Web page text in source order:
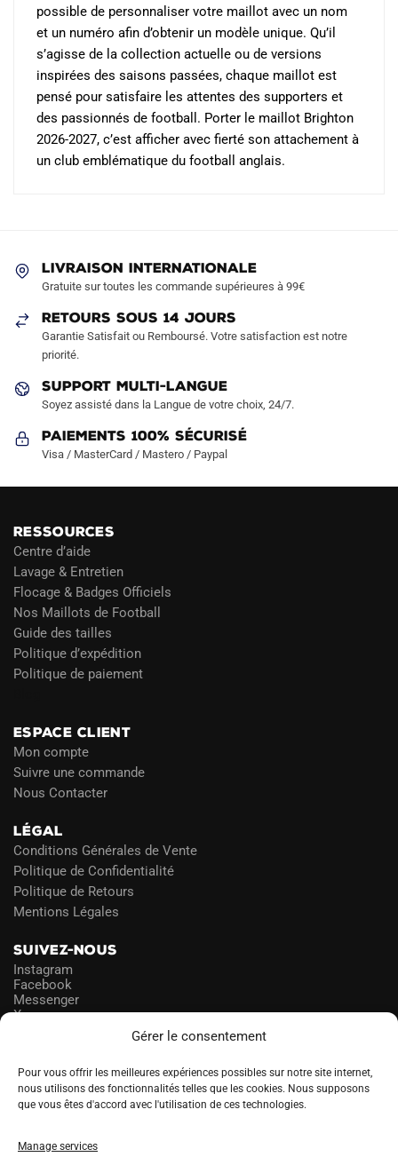
Gérer le consentement
Pour vous offrir les meilleures expériences possibles sur notre site internet,
nous utilisons des fonctionnalités telles que les cookies. Nous supposons
que vous êtes d'accord avec l'utilisation de ces technologies.
Manage services
possible de personnaliser votre maillot avec un nom
et un numéro afin d’obtenir un modèle unique. Qu’il
s’agisse de la collection actuelle ou de versions
inspirées des saisons passées, chaque maillot est
pensé pour satisfaire les attentes des supporters et
des passionnés de football. Porter le maillot Brighton
2026-2027, c’est afficher avec fierté son attachement à
un club emblématique du football anglais.
LIVRAISON INTERNATIONALE
Gratuite sur toutes les commande supérieures à 99€
RETOURS SOUS 14 JOURS
Garantie Satisfait ou Remboursé. Votre satisfaction est notre
priorité.
SUPPORT MULTI-LANGUE
Soyez assisté dans la Langue de votre choix, 24/7.
Paiements 100% Sécurisé
Visa / MasterCard / Mastero / Paypal
RESSOURCES
Centre d’aide
Lavage & Entretien
Flocage & Badges Officiels
Nos Maillots de Football
Guide des tailles
Politique d’expédition
Politique de paiement
ESPACE CLIENT
Mon compte
Suivre une commande
Nous Contacter
LÉGAL
Conditions Générales de Vente
Politique de Confidentialité
Politique de Retours
Mentions Légales
SUIVEZ-NOUS
Instagram
Facebook
Messenger
X